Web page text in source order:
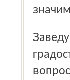
Заведующая районным отделом архитектуры и